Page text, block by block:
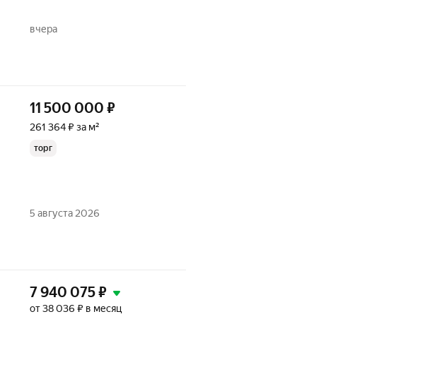
вчера
11 500 000 ₽
261 364 ₽ за м²
торг
5 августа 2026
7 940 075₽
от 38 036 ₽ в месяц